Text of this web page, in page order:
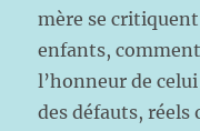
mère se
enfants,
l’honneur de
des défauts, réels